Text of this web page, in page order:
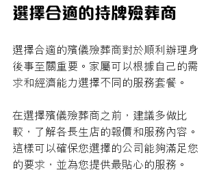
選擇合適的持牌殮葬商
選擇合適的殯儀殮葬商對於順利辦理身
後事至關重要。家屬可以根據自己的需
求和經濟能力選擇不同的服務套餐。
在選擇殯儀殮葬商之前，建議多做比
較，了解各長生店的報價和服務內容。
這樣可以確保您選擇的公司能夠滿足您
的要求，並為您提供最貼心的服務。